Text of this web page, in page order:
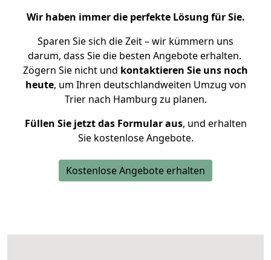
Wir haben immer die perfekte Lösung für Sie.
Sparen Sie sich die Zeit – wir kümmern uns
darum, dass Sie die besten Angebote erhalten.
Zögern Sie nicht und kontaktieren Sie uns noch
heute, um Ihren deutschlandweiten Umzug von
Trier nach Hamburg zu planen.
Füllen Sie jetzt das Formular aus, und erhalten
Sie kostenlose Angebote.
Kostenlose Angebote erhalten